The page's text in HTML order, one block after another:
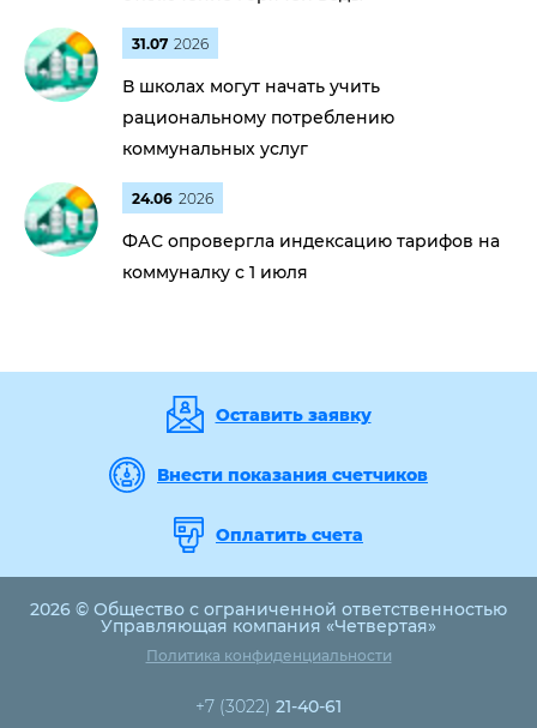
31.07 2026
В школах могут начать учить
рациональному потреблению
коммунальных услуг
24.06 2026
ФАС опровергла индексацию тарифов на
коммуналку с 1 июля
Оставить заявку
Внести показания счетчиков
Оплатить счета
2026 © Общество с ограниченной ответственностью
Управляющая компания «Четвертая»
Политика конфиденциальности
+7 (3022) 21-40-61